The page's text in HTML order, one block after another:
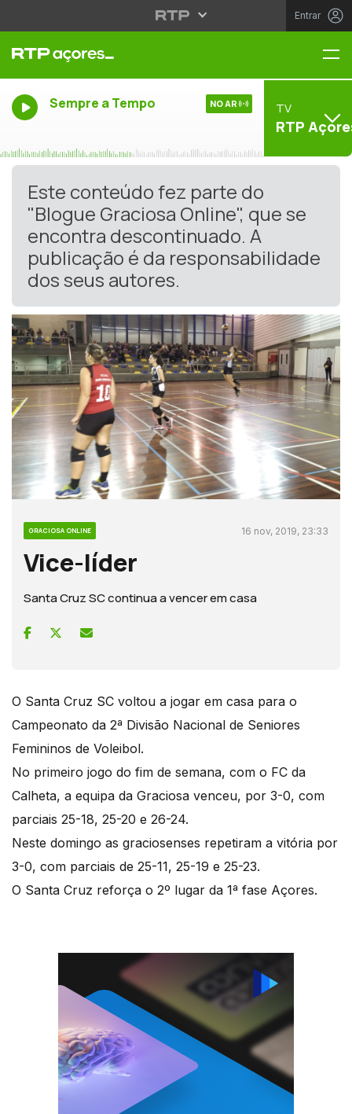
Entrar
Sempre a Tempo NO AR TV
RTP
Este conteúdo fez parte do
"Blogue Graciosa Online", que se
encontra descontinuado. A
publicação é da responsabilidade
dos seus autores.
GRACIOSA ONLINE 16 nov, 2019, 23:33
Vice-líder
Santa Cruz SC continua a vencer em casa
O Santa Cruz SC voltou a jogar em casa para o
Campeonato da 2ª Divisão Nacional de Seniores
Femininos de Voleibol.
No primeiro jogo do fim de semana, com o FC da
Calheta, a equipa da Graciosa venceu, por 3-0, com
parciais 25-18, 25-20 e 26-24.
Neste domingo as graciosenses repetiram a vitória por
3-0, com parciais de 25-11, 25-19 e 25-23.
O Santa Cruz reforça o 2º lugar da 1ª fase Açores.